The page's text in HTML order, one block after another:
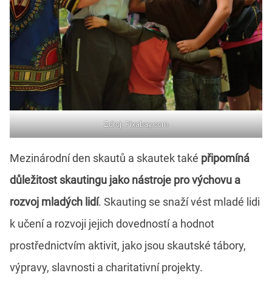
Zdroj: Pixabay.com
Mezinárodní den skautů a skautek také připomíná
důležitost skautingu jako nástroje pro výchovu a
rozvoj mladých lidí. Skauting se snaží vést mladé lidi
k učení a rozvoji jejich dovedností a hodnot
prostřednictvím aktivit, jako jsou skautské tábory,
výpravy, slavnosti a charitativní projekty.